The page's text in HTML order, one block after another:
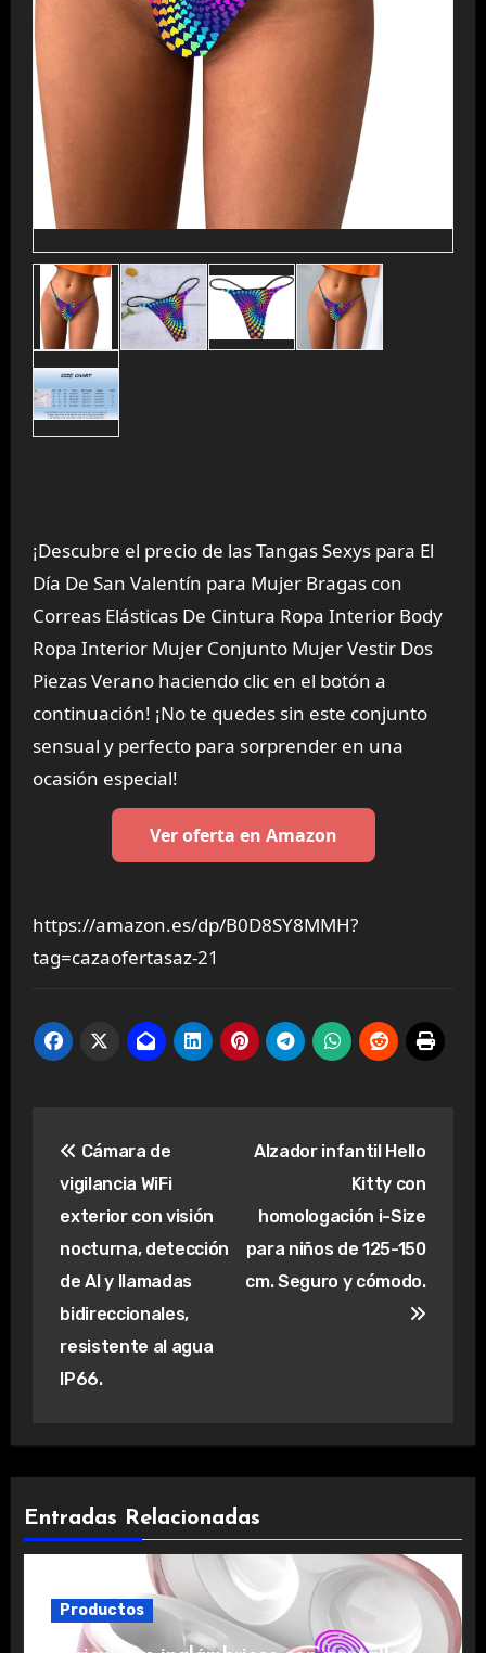
¡Descubre el precio de las Tangas Sexys para El
Día De San Valentín para Mujer Bragas con
Correas Elásticas De Cintura Ropa Interior Body
Ropa Interior Mujer Conjunto Mujer Vestir Dos
Piezas Verano haciendo clic en el botón a
continuación! ¡No te quedes sin este conjunto
sensual y perfecto para sorprender en una
ocasión especial!
Ver oferta en Amazon
https://amazon.es/dp/B0D8SY8MMH?
tag=cazaofertasaz-21
de
entradas
Cámara de
vigilancia WiFi
exterior con visión
nocturna, detección
de AI y llamadas
bidireccionales,
resistente al agua
IP66.
Alzador infantil Hello
Kitty con
homologación i-Size
para niños de 125-150
cm. Seguro y cómodo.
Entradas Relacionadas
Productos